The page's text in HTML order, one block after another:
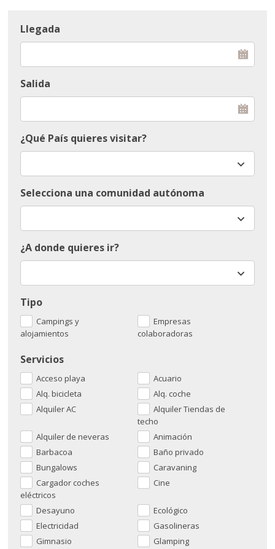
Tipo
Campings y
alojamientos
Empresas
colaboradoras
¿Qué País quieres visitar?
Selecciona una comunidad autónoma
¿A donde quieres ir?
Llegada
Salida
Servicios
Acceso playa
Acuario
Alq. bicicleta
Alq. coche
Alquiler AC
Alquiler Tiendas de
techo
Alquiler de neveras
Animación
Barbacoa
Baño privado
Bungalows
Caravaning
Cargador coches
eléctricos
Cine
Desayuno
Ecológico
Electricidad
Gasolineras
Gimnasio
Glamping